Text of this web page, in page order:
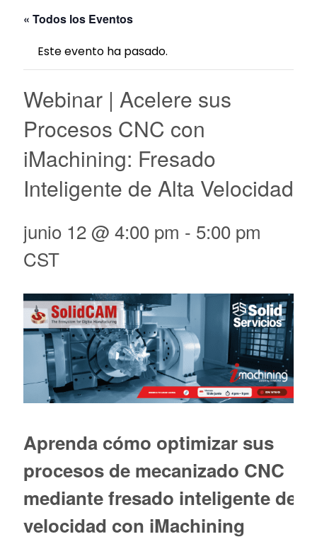
« Todos los Eventos
Este evento ha pasado.
Webinar | Acelere sus
Procesos CNC con
iMachining: Fresado
Inteligente de Alta Velocidad
junio 12 @ 4:00 pm - 5:00 pm
CST
Aprenda cómo optimizar sus
procesos de mecanizado CNC
mediante fresado inteligente de
velocidad con iMachining